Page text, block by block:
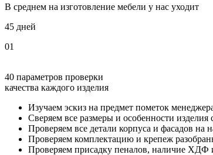
В среднем на изготовление мебели у нас уходит
45 дней
01
40 параметров проверки
качества каждого изделия
Изучаем эскиз на предмет пометок
Сверяем все размеры и особенности изделия
Проверяем все детали корпуса и фасадов
Проверяем комплектацию и крепеж
Проверяем присадку пеналов, наличие ХДФ